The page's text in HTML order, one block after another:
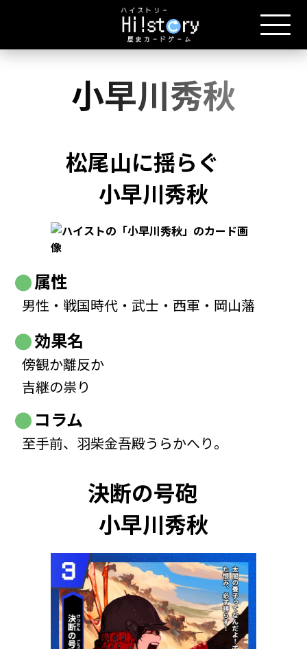
小早川秀秋
松尾山に揺らぐ
小早川秀秋
属性
男性・戦国時代・武士・西軍・岡山藩
効果名
傍観か離反か
吉継の祟り
コラム
至手前、羽柴金吾殿うらかへり。
決断の号砲
小早川秀秋